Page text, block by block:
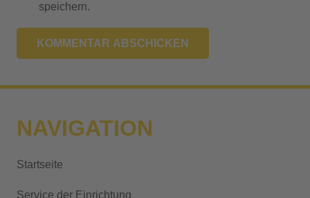
speichern.
KOMMENTAR ABSCHICKEN
l
e
n
NAVIGATION
Startseite
Service der Einrichtung